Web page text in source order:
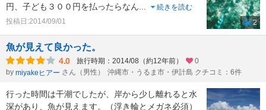
円、子ども３００円を払ったらなん
続きを読む
投稿日:2014/09/01
2
魚が見えて良かった。
4.0 旅行時期：2014/08（約12年前）
0
by miyakeヒアー さん（男性） 沖縄市・うるま市・伊計島 クチコミ：6件
行った時間は干潮でしたが、岸から少し離れると水
深があり、魚が見えます。（浮き輪とメガネ必須）